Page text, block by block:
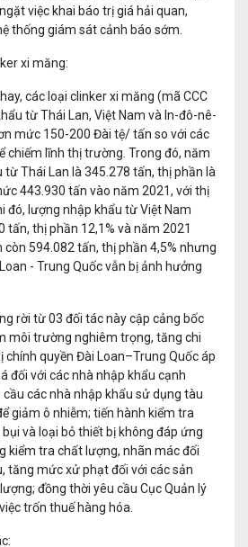
việc khai báo trị giá hải quan,
thống giám sát cảnh báo sớm.
xi măng:
các loại clinker xi măng (mã CCC
từ Thái Lan, Việt Nam và In-đô-nê-
mức 150-200 Đài tệ/ tấn so với các
chiếm lĩnh thị trường. Trong đó, năm
Thái Lan là 345.278 tấn, thị phần là
443.930 tấn vào năm 2021, với thị
đó, lượng nhập khẩu từ Việt Nam
tấn, thị phần 12,1% và năm 2021
còn 594.082 tấn, thị phần 4,5% nhưng
- Trung Quốc vẫn bị ảnh hưởng
rời từ 03 đối tác này cập cảng bốc
môi trường nghiêm trọng, tăng chi
chính quyền Đài Loan–Trung Quốc áp
đối với các nhà nhập khẩu cạnh
các nhà nhập khẩu sử dụng tàu
giảm ô nhiễm; tiến hành kiểm tra
và loại bỏ thiết bị không đáp ứng
kiểm tra chất lượng, nhãn mác đối
tăng mức xử phạt đối với các sản
đồng thời yêu cầu Cục Quản lý
trốn thuế hàng hóa.